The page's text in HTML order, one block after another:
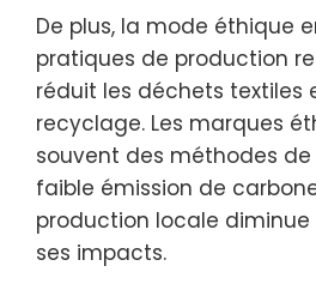
De plus, la mode éthique
pratiques de production
réduit les déchets textiles
recyclage. Les marques
souvent des méthodes
faible émission de
production locale
ses impacts.